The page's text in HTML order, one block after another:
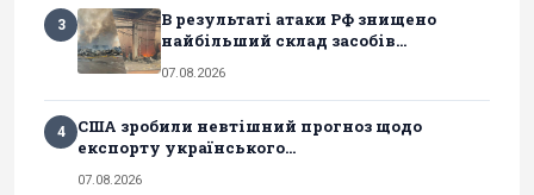
3
В результаті атаки РФ знищено
найбільший склад засобів...
07.08.2026
4
США зробили невтішний прогноз щодо
експорту українського...
07.08.2026